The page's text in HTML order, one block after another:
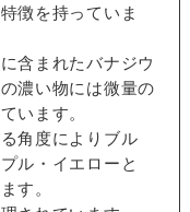
徴を持っていま
含まれたバナジウ
濃い物には微量の
います。
角度によりブル
ル・イエローと
す。